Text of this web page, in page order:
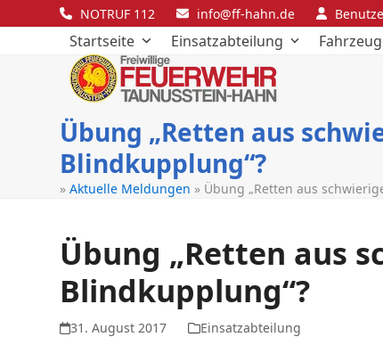
to
NOTRUF 112 info@ff-hahn.de
Startseite Einsatzabteilung
Übung „Retten aus
Blindkupplung“?
»Aktuelle Meldungen » Übung „Retten aus
Übung „Retten aus
Blindkupplung“?
31. August 2017 Einsatzabteilung